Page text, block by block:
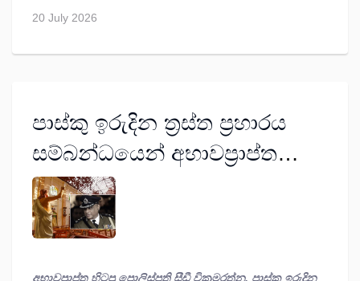
සංකීර්ණ සිතිවිලි සමුදායකි. ඇය මේ දසුන දකින්නේ පස්වැනි
20 July 2026
පාස්කු ඉරුදින ත්‍රස්ත ප්‍රහාරය
සම්බන්ධයෙන් අභාවප්‍රාප්ත
හිටපු පොලිස්පති සී. ඩී.
වික්‍රමරත්න අපරාධ පරීක්ෂණ
දෙපාර්තමේන්තුව වෙත කළ
ප්‍රකාශය
අභාවප්‍රාප්ත හිටපු පොලිස්පති සීඩී වික්‍රමරත්න, පාස්කු ඉරුදින